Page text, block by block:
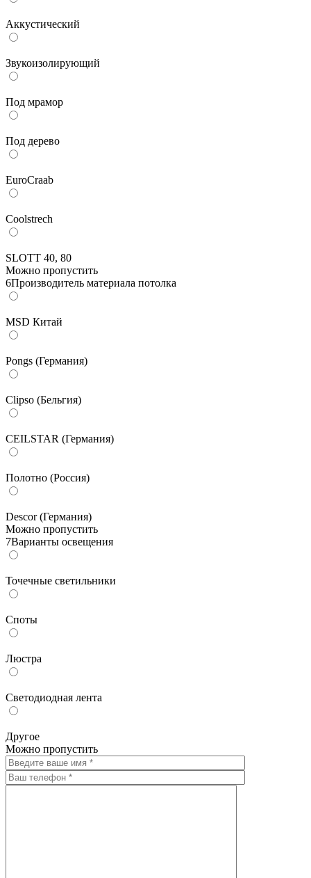
Аккустический
Звукоизолирующий
Под мрамор
Под дерево
EuroCraab
Coolstrech
SLOTT 40, 80
Можно пропустить
6Производитель материала потолка
MSD Китай
Pongs (Германия)
Clipso (Бельгия)
CEILSTAR (Германия)
Полотно (Россия)
Descor (Германия)
Можно пропустить
7Варианты освещения
Точечные светильники
Споты
Люстра
Светодиодная лента
Другое
Можно пропустить